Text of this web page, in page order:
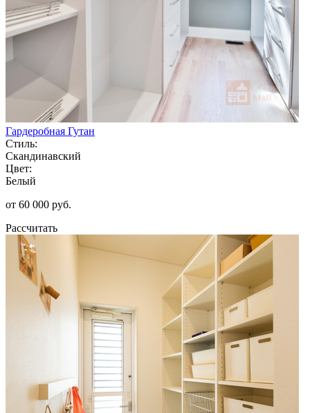
Гардеробная Гутан
Стиль:
Скандинавский
Цвет:
Белый
от 60 000 руб.
Рассчитать